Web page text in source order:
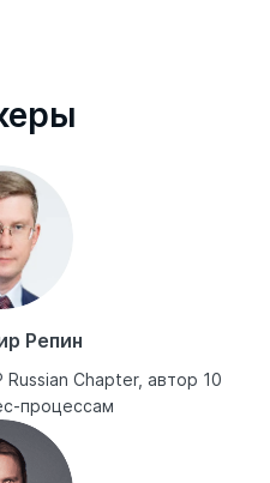
Репин
Russian Chapter, автор 10
процессам